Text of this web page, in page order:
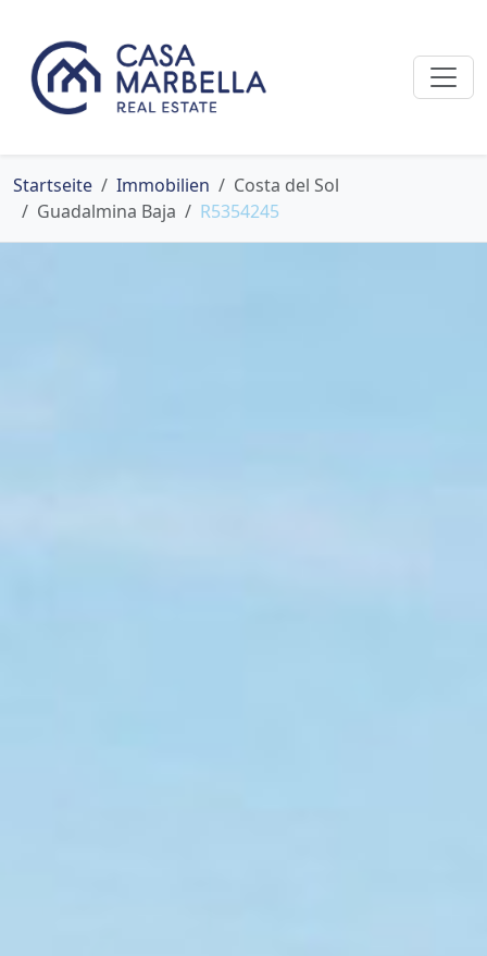
Startseite Immobilien
Costa del Sol
Guadalmina Baja
R5354245